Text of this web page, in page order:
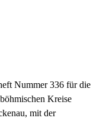
Nummer 336 für die
Kreise
mit der